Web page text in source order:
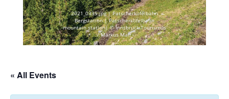
2021_0335.jpg | Patscherkofelbahn
Bergstation | Patscherkofelbahn
mountain station| © Innsbruck Tourismus
/ Markus Mair
« All Events